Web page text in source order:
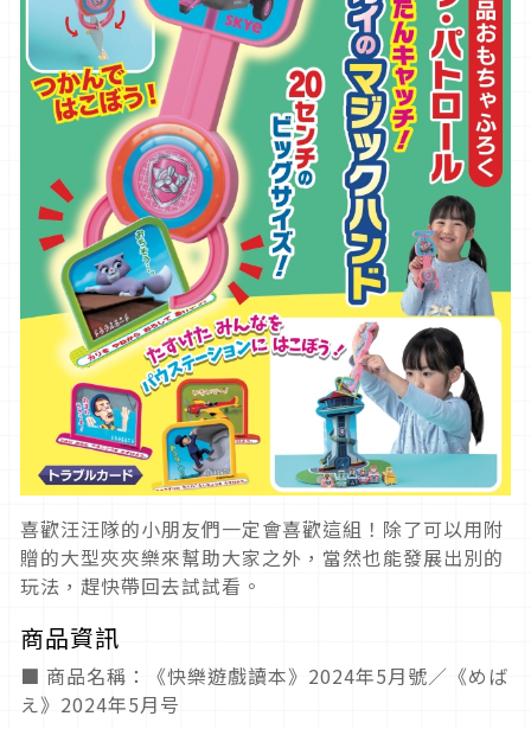
喜歡汪汪隊的小朋友們一定會喜歡這組！除了可以用附
贈的大型夾夾樂來幫助大家之外，當然也能發展出別的
玩法，趕快帶回去試試看。
商品資訊
■ 商品名稱：《快樂遊戲讀本》2024年5月號／《めば
え》2024年5月号